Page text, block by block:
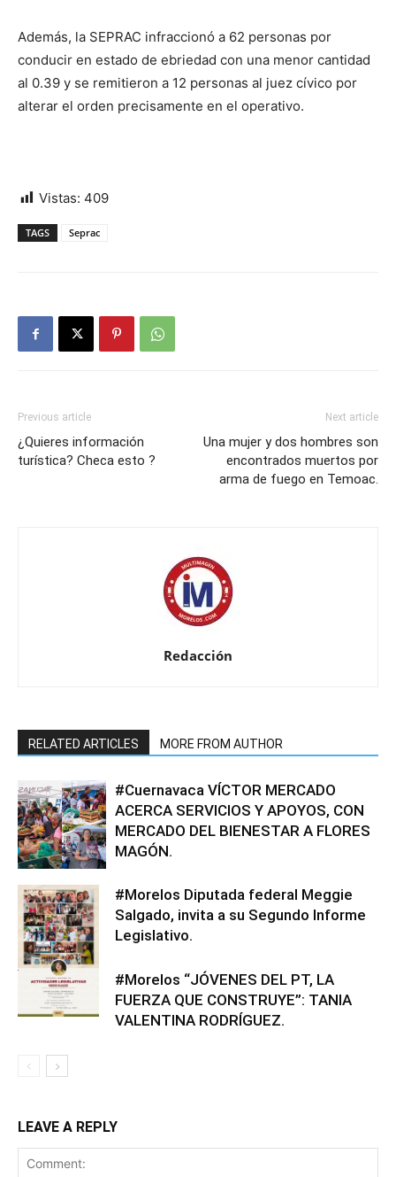
Además, la SEPRAC infraccionó a 62 personas por
conducir en estado de ebriedad con una menor cantidad
al 0.39 y se remitieron a 12 personas al juez cívico por
alterar el orden precisamente en el operativo.
Vistas: 409
TAGS Seprac
Previous article
¿Quieres información
turística? Checa esto ?
Next article
Una mujer y dos hombres son
encontrados muertos por
arma de fuego en Temoac.
Redacción
RELATED ARTICLES MORE FROM AUTHOR
#Cuernavaca VÍCTOR MERCADO
ACERCA SERVICIOS Y APOYOS, CON
MERCADO DEL BIENESTAR A FLORES
MAGÓN.
#Morelos Diputada federal Meggie
Salgado, invita a su Segundo Informe
Legislativo.
#Morelos “JÓVENES DEL PT, LA
FUERZA QUE CONSTRUYE”: TANIA
VALENTINA RODRÍGUEZ.
LEAVE A REPLY